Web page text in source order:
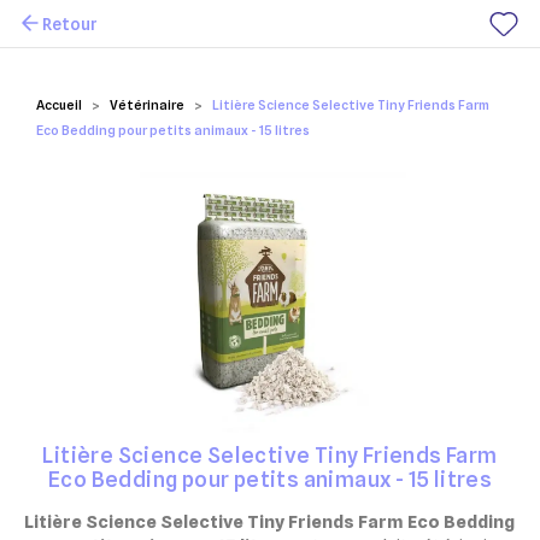
Mes favoris
Accueil Vétérinaire
Litière Science Selective Tiny Friends Farm
Eco Bedding pour petits animaux - 15 litres
Retour
Litière Science Selective Tiny Friends Farm
Eco Bedding pour petits animaux - 15 litres
Litière Science Selective Tiny Friends Farm Eco Bedding